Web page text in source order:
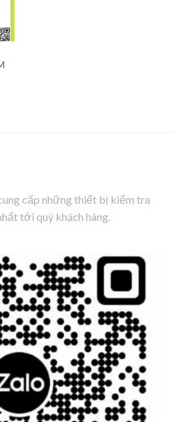
cấp những thiết bị kiểm tra
tới quý khách hàng.